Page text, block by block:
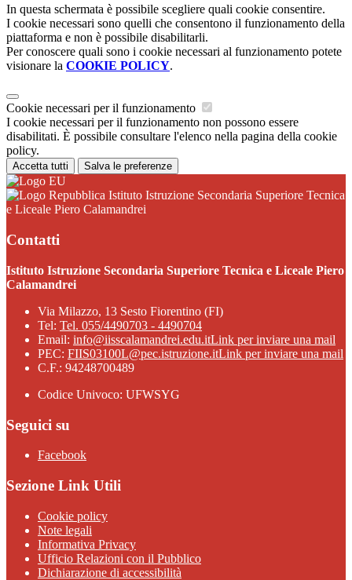
In questa schermata è possibile scegliere quali cookie consentire.
I cookie necessari sono quelli che consentono il funzionamento della
piattaforma e non è possibile disabilitarli.
Per conoscere quali sono i cookie necessari al funzionamento potete
visionare la COOKIE POLICY.
Cookie necessari per il funzionamento
I cookie necessari per il funzionamento non possono essere
disabilitati. È possibile consultare l'elenco nella pagina della cookie
policy.
Accetta tutti Salva le preferenze
Istituto Istruzione Secondaria Superiore Tecnica
e Liceale Piero Calamandrei
Contatti
Istituto Istruzione Secondaria Superiore Tecnica e Liceale Piero
Calamandrei
Via Milazzo, 13 Sesto Fiorentino (FI)
Tel: Tel. 055/4490703 - 4490704
Email: info@iisscalamandrei.edu.itLink per inviare una mail
PEC: FIIS03100L@pec.istruzione.itLink per inviare una mail
C.F.: 94248700489
Codice Univoco: UFWSYG
Seguici su
Facebook
Sezione Link Utili
Cookie policy
Note legali
Informativa Privacy
Ufficio Relazioni con il Pubblico
Dichiarazione di accessibilità